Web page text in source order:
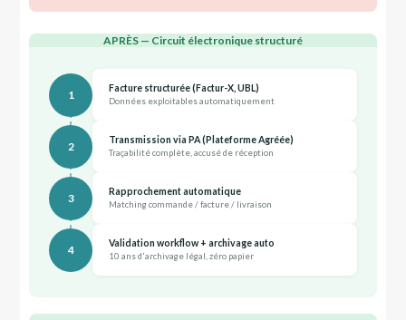
APRÈS — Circuit électronique structuré
1 Facture structurée (Factur-X, UBL)
Données exploitables automatiquement
2 Transmission via PA (Plateforme Agréée)
Traçabilité complète, accusé de réception
3 Rapprochement automatique
Matching commande / facture / livraison
4 Validation workflow + archivage auto
10 ans d'archivage légal, zéro papier